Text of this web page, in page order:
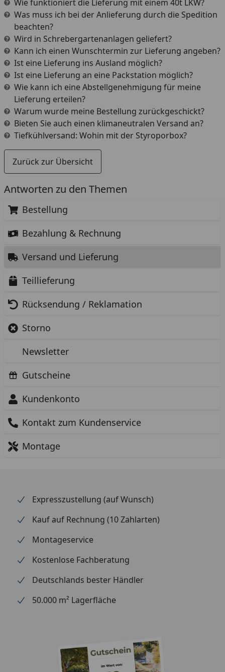
Antworten zu den Themen
Bestellung
Bezahlung & Rechnung
Versand und Lieferung
Teillieferung
Rücksendung / Reklamation
Storno
Newsletter
Gutscheine
Kundenkonto
Kontakt zum Kundenservice
Montage
Wie funktioniert die Lieferung mit einem 40t LKW?
Was muss ich bei der Anlieferung durch die Spedition
beachten?
Wird in Schrebergartenanlagen geliefert?
Kann ich einen Wunschtermin zur Lieferung angeben?
Ist eine Lieferung ins Ausland möglich?
Ist eine Lieferung an eine Packstation möglich?
Wie kann ich eine Abstellgenehmigung für meine
Lieferung erteilen?
Warum wurde meine Bestellung zurückgeschickt?
Bieten Sie auch einen klimaneutralen Versand an?
Tiefkühlversand: Wohin mit der Styroporbox?
Zurück zur Übersicht
Expresszustellung (auf Wunsch)
Kauf auf Rechnung (10 Zahlarten)
Montageservice
Kostenlose Fachberatung
Deutschlands bester Händler
50.000 m² Lagerfläche